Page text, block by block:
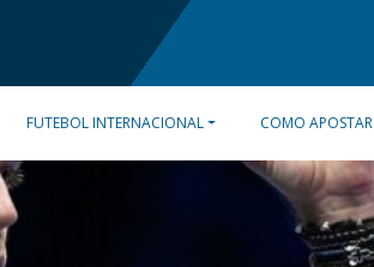
FUTEBOL INTERNACIONAL COMO APOSTAR